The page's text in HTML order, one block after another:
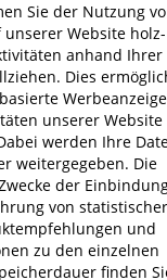
Versandkosten.
Sie der Nutzung
Website holz-
anhand Ihrer
Dies
unserer Website
werden Ihre
weitergegeben. Die
der
von statistischer
und
zu den einzelnen
finden